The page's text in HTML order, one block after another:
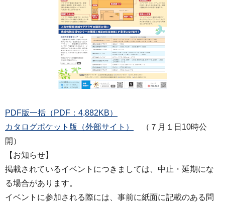
PDF版一括（PDF：4,882KB）
カタログポケット版（外部サイト）
（７月１日10時公
開）
【お知らせ】
掲載されているイベントにつきましては、中止・延期にな
る場合があります。
イベントに参加される際には、事前に紙面に記載のある問